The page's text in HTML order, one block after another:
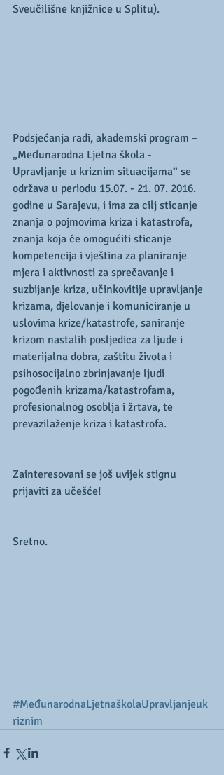
Sveučilišne knjižnice u Splitu).
Podsjećanja radi, akademski program –
„Međunarodna Ljetna škola -
Upravljanje u kriznim situacijama“ se
održava u periodu 15.07. - 21. 07. 2016.
godine u Sarajevu, i ima za cilj sticanje
znanja o pojmovima kriza i katastrofa,
znanja koja će omogućiti sticanje
kompetencija i vještina za planiranje
mjera i aktivnosti za sprečavanje i
suzbijanje kriza, učinkovitije upravljanje
krizama, djelovanje i komuniciranje u
uslovima krize/katastrofe, saniranje
krizom nastalih posljedica za ljude i
materijalna dobra, zaštitu života i
psihosocijalno zbrinjavanje ljudi
pogođenih krizama/katastrofama,
profesionalnog osoblja i žrtava, te
prevazilaženje kriza i katastrofa.
Zainteresovani se još uvijek stignu
prijaviti za učešće!
Sretno.
#MeđunarodnaLjetnaškolaUpravljanjeuk
riznim